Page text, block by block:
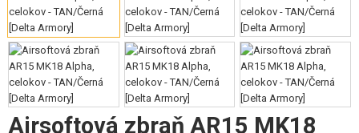
GRANÁTOMETY, GRANÁTY
KULIČKY, PLYN
AKUMULÁTORY, NABÍJEČKY
Airsoftová zbraň AR15 MK18